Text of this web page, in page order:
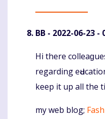
BB - 2022-06-23 -
Komentaras
Hi there
regarding
keep іt up all the
my wеb blog;